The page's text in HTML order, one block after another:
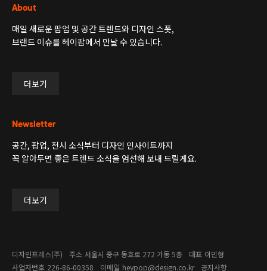
About
매일 새로운 팝업 및 공간 트렌드와 디자인 스폿,
브랜드 이슈를 헤이팝에서 만날 수 있습니다.
더보기
Newsletter
공간, 팝업, 전시 소식부터 디자인 인사이트까지
꼭 알아두면 좋은 트렌드 소식을 엄선해 보내 드릴게요.
더보기
디자인프레스(주) 주소 서울시 중구 동호로 272 가동 5층 대표 이민형
사업자번호 226-86-00358​ 이메일 heypop@design.co.kr 공지사항